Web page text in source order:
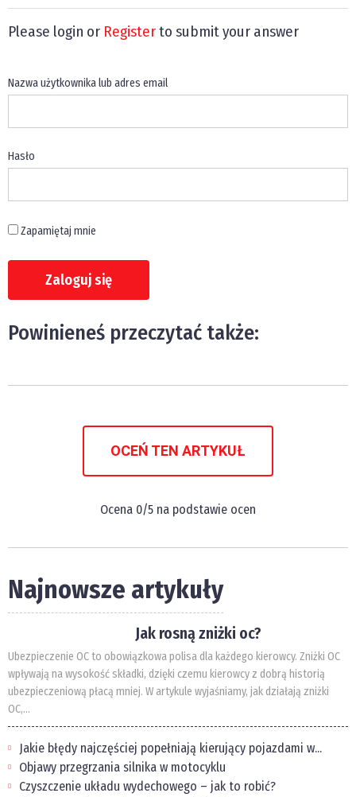
Please login or Registerto submit your answer
Nazwa użytkownika lub adres email
Hasło
Zapamiętaj mnie
Powinieneś przeczytać także:
OCEŃ TEN ARTYKUŁ
Ocena 0/5 na podstawie ocen
Najnowsze artykuły
Jak rosną zniżki oc?
Ubezpieczenie OC to obowiązkowa polisa dla każdego kierowcy. Zniżki OC
wpływają na wysokość składki, dzięki czemu kierowcy z dobrą historią
ubezpieczeniową płacą mniej. W artykule wyjaśniamy, jak działają zniżki
OC,...
Jakie błędy najczęściej popełniają kierujący pojazdami w...
Objawy przegrzania silnika w motocyklu
Czyszczenie układu wydechowego – jak to robić?